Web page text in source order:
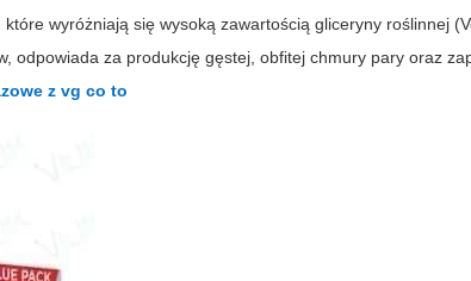
wyróżniają się wysoką zawartością gliceryny roślinnej
odpowiada za produkcję gęstej, obfitej chmury pary oraz
z vg co to